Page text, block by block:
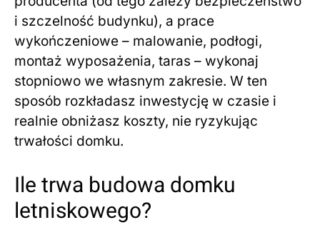
i szczelność budynku), a prace
wykończeniowe – malowanie, podłogi,
montaż wyposażenia, taras – wykonaj
stopniowo we własnym zakresie. W ten
sposób rozkładasz inwestycję w czasie i
realnie obniżasz koszty, nie ryzykując
trwałości domku.
Ile trwa budowa domku
letniskowego?